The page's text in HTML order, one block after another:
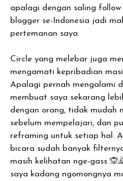
apalagi dengan saling
blogger se-Indonesia jadi
pertemanan saya.
Circle yang melebar juga
mengamati kepribadian
Apalagi pernah mengalami
membuat saya sekarang
dengan orang, tidak mudah
sebelum mempelajari, dan
reframing untuk setiap hal.
bicara sudah banyak
masih kelihatan nge-gass
saya kadang ngomongnya